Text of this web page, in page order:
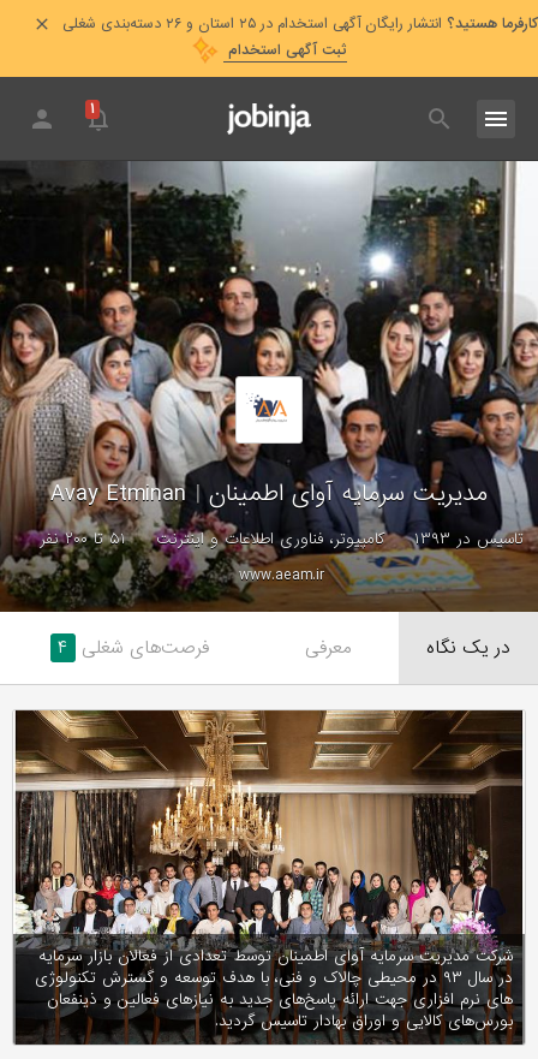
کارفرما هستید؟ انتشار رایگان آگهی استخدام در ۲۵ استان و ۲۶ دسته‌بندی شغلی
ثبت آگهی استخدام
۱
مدیریت سرمایه آوای اطمینان|
تاسیس در ۱۳۹۳ کامپیوتر، فناوری اطلاعات و اینترنت
۵۱ تا ۲۰۰ نفر
www.aeam.ir
در یک نگاه معرفی فرصت‌های شغلی ۴
شرکت مدیریت سرمایه آوای اطمینان توسط تعدادی از فعالان بازار سرمایه
در سال ۹۳ در محیطی چالاک و فنی، با هدف توسعه و گسترش تکنولوژی
های نرم افزاری جهت ارائه پاسخ‌های جدید به نیازهای فعالین و ذینفعان
بورس‌های کالایی و اوراق بهادار تاسیس گردید.